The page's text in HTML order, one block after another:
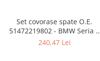
Broască usă
Canal racire
Set covorase spate O.E.
51472219802 - BMW Seria 3
F30 F31 F80 M3, Seria 4 F36
240,47 Lei